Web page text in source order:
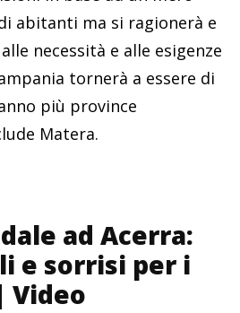
abitanti ma si ragionerà e
necessità e alle esigenze
tornerà a essere di
più province
Matera.
ad Acerra:
e sorrisi per i
Video